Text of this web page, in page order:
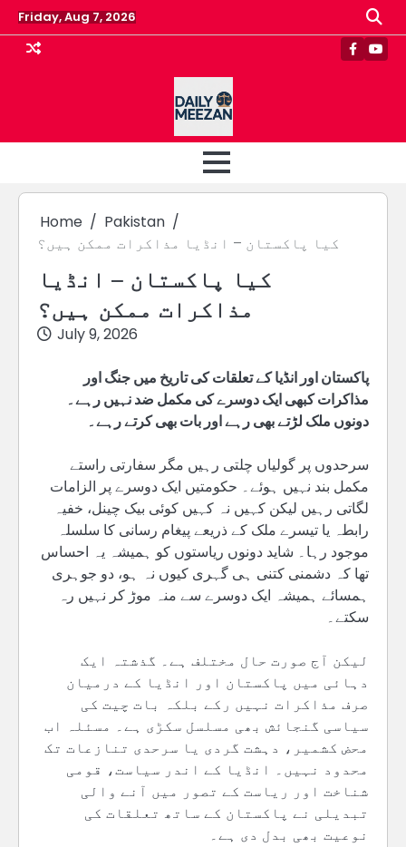
Skip
to
content
Friday, Aug 7, 2026
Home
Pakistan
کیا پاکستان – انڈیا مذاکرات ممکن ہیں؟
کیا پاکستان – انڈیا
مذاکرات ممکن ہیں؟
July 9, 2026
پاکستان اور انڈیا کے تعلقات کی تاریخ میں جنگ اور
مذاکرات کبھی ایک دوسرے کی مکمل ضد نہیں رہے۔
دونوں ملک لڑتے بھی رہے اور بات بھی کرتے رہے۔
سرحدوں پر گولیاں چلتی رہیں مگر سفارتی راستے
مکمل بند نہیں ہوئے۔ حکومتیں ایک دوسرے پر الزامات
لگاتی رہیں لیکن کہیں نہ کہیں کوئی بیک چینل، خفیہ
رابطہ یا تیسرے ملک کے ذریعے پیغام رسانی کا سلسلہ
موجود رہا۔ شاید دونوں ریاستوں کو ہمیشہ یہ احساس
تھا کہ دشمنی کتنی ہی گہری کیوں نہ ہو، دو جوہری
ہمسائے ہمیشہ ایک دوسرے سے منہ موڑ کر نہیں رہ
سکتے۔
لیکن آج صورت حال مختلف ہے۔ گذشتہ ایک
دہائی میں پاکستان اور انڈیا کے درمیان
صرف مذاکرات نہیں رکے بلکہ بات چیت کی
سیاسی گنجائش بھی مسلسل سکڑی ہے۔ مسئلہ اب
محض کشمیر، دہشت گردی یا سرحدی تنازعات تک
محدود نہیں۔ انڈیا کے اندر سیاست، قومی
شناخت اور ریاست کے تصور میں آنے والی
تبدیلی نے پاکستان کے ساتھ تعلقات کی
نوعیت بھی بدل دی ہے۔